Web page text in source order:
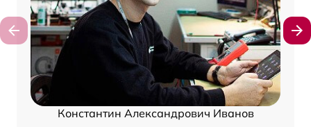
Константин Александрович Иванов